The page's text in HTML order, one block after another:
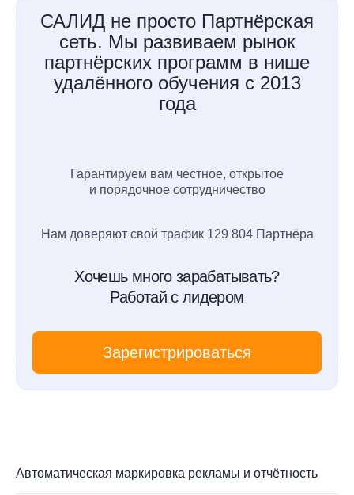
САЛИД не просто Партнёрская
сеть. Мы развиваем рынок
партнёрских программ в нише
удалённого обучения с 2013
года
Гарантируем вам честное, открытое
и порядочное сотрудничество
Нам доверяют свой трафик 129 804 Партнёра
Хочешь много зарабатывать?
Работай с лидером
Зарегистрироваться
Автоматическая маркировка рекламы и отчётность